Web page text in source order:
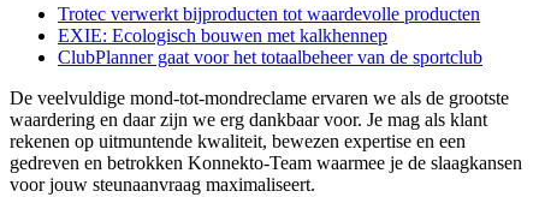
Trotec verwerkt bijproducten tot waardevolle producten
EXIE: Ecologisch bouwen met kalkhennep
ClubPlanner gaat voor het totaalbeheer van de sportclub
De veelvuldige mond-tot-mondreclame ervaren we als de grootste
waardering en daar zijn we erg dankbaar voor. Je mag als klant
rekenen op uitmuntende kwaliteit, bewezen expertise en een
gedreven en betrokken Konnekto-Team waarmee je de slaagkansen
voor jouw steunaanvraag maximaliseert.